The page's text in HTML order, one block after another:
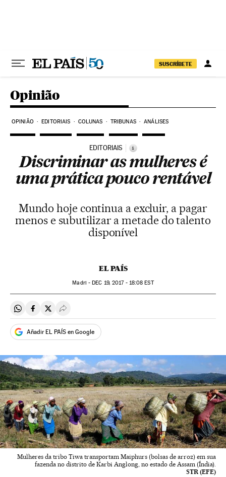
SUSCRÍBETE
Opinião
OPINIÃO EDITORIAIS COLUNAS TRIBUNAS ANÁLISES
EDITORIAIS i
Discriminar as mulheres é
uma prática pouco rentável
Mundo hoje continua a excluir, a pagar
menos e subutilizar a metade do talento
disponível
EL PAÍS
Madri -DEC 19, 2017 - 18:08 EST
Compartir en Whatsapp
Compartir en Facebook
Compartir en Twitter
Desplegar Redes Sociales
Añadir EL PAÍS en Google
Mulheres da tribo Tiwa transportam Maiphurs (bolsas de arroz) em sua
fazenda no distrito de Karbi Anglong, no estado de Assam (Índia).
STR (EFE)